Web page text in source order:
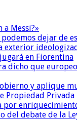
Messi?»
dejar de
exterior
en Fiorentina
dicho que
y aplique
Propiedad Privada
por
del debate de la